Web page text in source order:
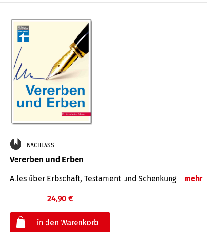
NACHLASS
Vererben und Erben
Alles über Erbschaft, Testament und Schenkung mehr
24,90 €